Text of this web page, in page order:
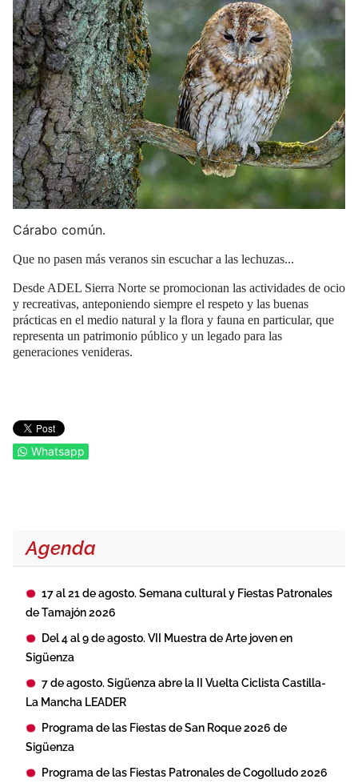
Agenda
17 al 21 de agosto. Semana cultural y Fiestas Patronales
de Tamajón 2026
Del 4 al 9 de agosto. VII Muestra de Arte joven en
Sigüenza
7 de agosto. Sigüenza abre la II Vuelta Ciclista Castilla-
La Mancha LEADER
Programa de las Fiestas de San Roque 2026 de
Sigüenza
Programa de las Fiestas Patronales de Cogolludo 2026
Cárabo común.
Que no pasen más veranos sin escuchar a las lechuzas...
Desde ADEL Sierra Norte se promocionan las actividades de ocio
y recreativas, anteponiendo siempre el respeto y las buenas
prácticas en el medio natural y la flora y fauna en particular, que
representa un patrimonio público y un legado para las
generaciones venideras.
Whatsapp